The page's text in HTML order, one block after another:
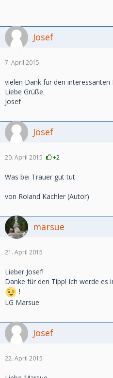
Josef
7. April 2015
vielen Dank für den interessanten
Liebe Grüße
Josef
Josef
20. April 2015 +2
Was bei Trauer gut tut
von Roland Kachler (Autor)
marsue
21. April 2015
Lieber Josef!
Danke für den Tipp! Ich werde es
!
LG Marsue
Josef
22. April 2015